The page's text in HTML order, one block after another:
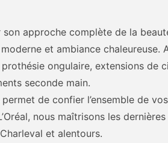
approche complète de la
et ambiance chaleureuse.
ongulaire, extensions de
seconde main.
de confier l’ensemble de
nous maîtrisons les
et alentours.